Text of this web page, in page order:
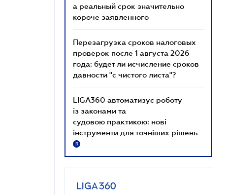
а реальный срок значительно
короче заявленного
Перезагрузка сроков налоговых
проверок после 1 августа 2026
года: будет ли исчисление сроков
давности "с чистого листа"?
LIGA360 автоматизує роботу
із законами та
судовою практикою: нові
інструменти для точніших рішень
R